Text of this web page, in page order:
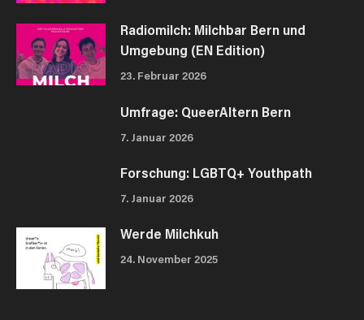
Radiomilch: Milchbar Bern und
Umgebung (EN Edition)
23. Februar 2026
Umfrage: QueerAltern Bern
7. Januar 2026
Forschung: LGBTQ+ Youthpath
7. Januar 2026
Werde Milchkuh
24. November 2025